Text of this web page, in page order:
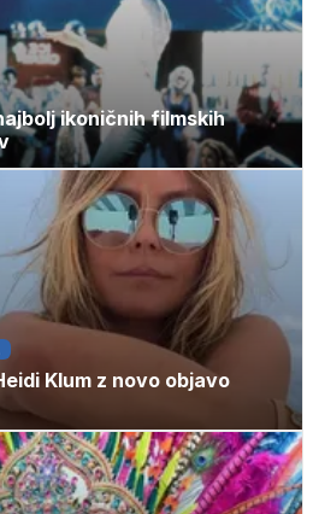
ikoničnih filmskih
Klum z novo objavo